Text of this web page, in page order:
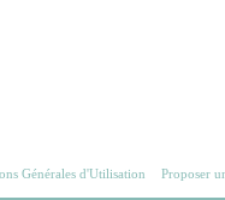
Générales d'Utilisation Proposer